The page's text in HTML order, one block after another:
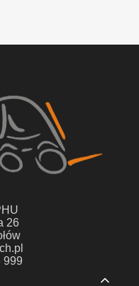
26
999